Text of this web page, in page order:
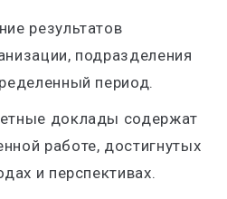
результатов
подразделения
период.
доклады содержат
работе, достигнутых
и перспективах.